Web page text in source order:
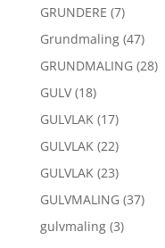
GRUNDERE (7)
Grundmaling (47)
GRUNDMALING (28)
GULV (18)
GULVLAK (17)
GULVLAK (22)
GULVLAK (23)
GULVMALING (37)
gulvmaling (3)